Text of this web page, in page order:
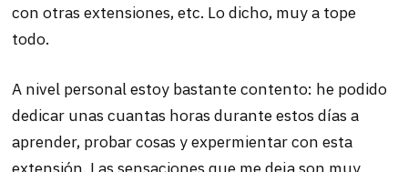
con otras extensiones, etc. Lo dicho, muy a tope
todo.
A nivel personal estoy bastante contento: he podido
dedicar unas cuantas horas durante estos días a
aprender, probar cosas y expermientar con esta
extensión. Las sensaciones que me deja son muy